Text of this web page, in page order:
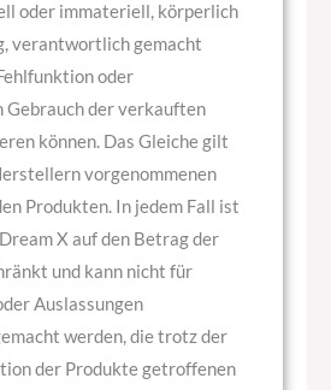
oder immateriell, körperlich
verantwortlich gemacht
oder
Gebrauch der verkauften
können. Das Gleiche gilt
vorgenommenen
Produkten. In jedem Fall ist
X auf den Betrag der
und kann nicht für
Auslassungen
werden, die trotz der
der Produkte getroffenen